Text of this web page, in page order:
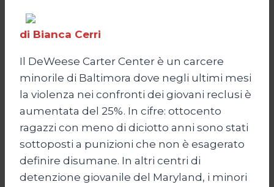
di Bianca Cerri
Il DeWeese Carter Center è un carcere
minorile di Baltimora dove negli ultimi mesi
la violenza nei confronti dei giovani reclusi è
aumentata del 25%. In cifre: ottocento
ragazzi con meno di diciotto anni sono stati
sottoposti a punizioni che non è esagerato
definire disumane. In altri centri di
detenzione giovanile del Maryland, i minori